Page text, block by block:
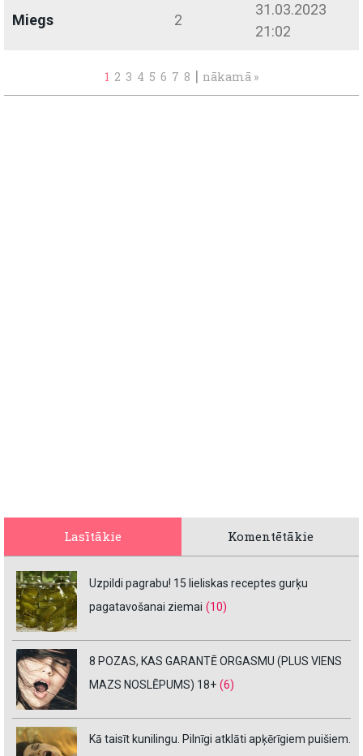
Miegs 2
31.03.2023
21:02
1 2 3 4 5 6 7 8 | nākamā »
Lasītākie Komentētākie
Uzpildi pagrabu! 15 lieliskas receptes gurķu
pagatavošanai ziemai (10)
8 POZAS, KAS GARANTĒ ORGASMU (PLUS VIENS
MAZS NOSLĒPUMS) 18+ (6)
Kā taisīt kunilingu. Pilnīgi atklāti apķērīgiem puišiem.